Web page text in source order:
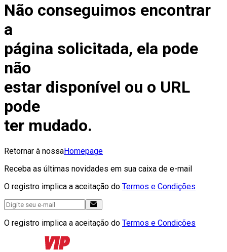
Não conseguimos encontrar
a
página solicitada, ela pode
não
estar disponível ou o URL
pode
ter mudado.
Retornar à nossaHomepage
Receba as últimas novidades em sua caixa de e-mail
O registro implica a aceitação do Termos e Condições
O registro implica a aceitação do Termos e Condições